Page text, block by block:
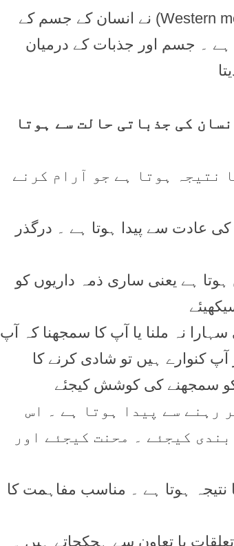
کہ مشق طب مٖغربی (Western medicine practice) نے انسان کے جسم کے
ہے ۔ جسم اور جذبات کے درمیان
تعلق انسان کی جذباتی حالت سے ہوتا
نتیجہ ہوتا ہے جو آرام کرنے
عادت سے پیدا ہوتا ہے ۔ درگذر
ہوتا ہے یعنی ساری ذمہ داریوں کو
نہ ملنا یا آپ کا سمجھنا کہ آپ
کنوارے ہیں تو شادی کرنے کا
سمجھنے کی کوشش کیجئے
رہنے سے پیدا ہوتا ہے ۔ اس
کیجئے ۔ محنت کیجئے اور
نتیجہ ہوتا ہے ۔ مناسب مفاہمت کا
یا تعاون سے ہچکچاتے ہیں ۔